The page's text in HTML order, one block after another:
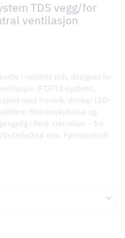
TDS vegg/for
ventilasjon
i rustfritt stål, designet for
(FT/FTX-system).
med treverk, dimbar LED-
filterbeskyttelse og
i flere størrelser – fra
mm. Fjernkontroll